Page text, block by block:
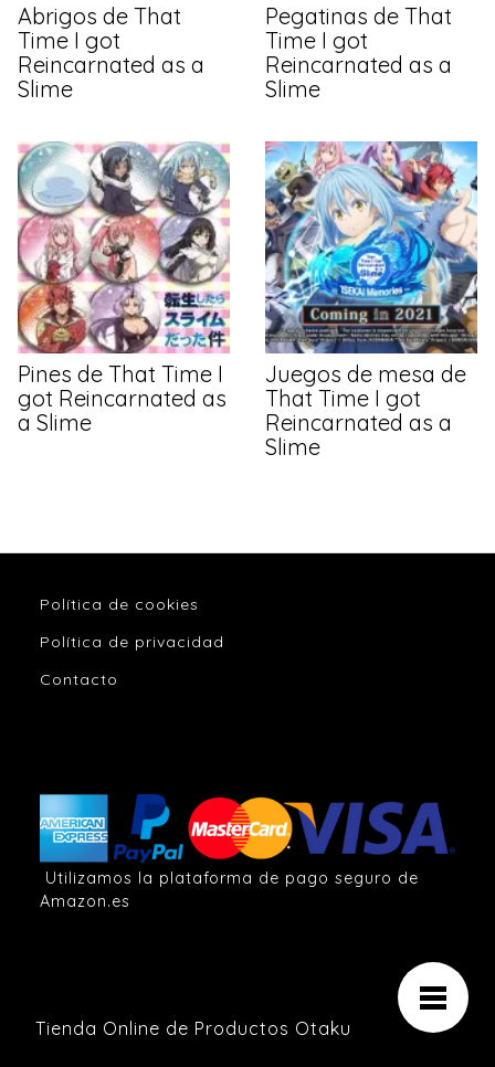
Abrigos de That
Time I got
Reincarnated as a
Slime
Pegatinas de That
Time I got
Reincarnated as a
Slime
Pines de That Time I
got Reincarnated as
a Slime
Juegos de mesa de
That Time I got
Reincarnated as a
Slime
Política de cookies
Política de privacidad
Contacto
Utilizamos la plataforma de pago seguro de
Amazon.es
Tienda Online de Productos Otaku